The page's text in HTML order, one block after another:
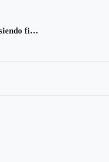
Cárdenas sigue siendo figura en el Giro